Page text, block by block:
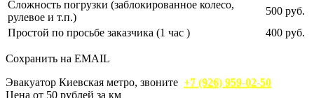
Сложность погрузки (заблокированное колесо,
рулевое и т.п.)
500 руб.
Простой по просьбе заказчика (1 час )
400 руб.
Сохранить на EMAIL
Эвакуатор Киевская метро, звоните +7 (926) 959-02-50
Цена от 50 рублей за км